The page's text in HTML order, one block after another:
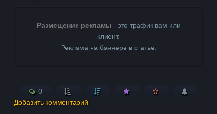
Размещение рекламы - это трафик вам или
клиент.
Реклама на баннере в статье.
0
Добавить комментарий